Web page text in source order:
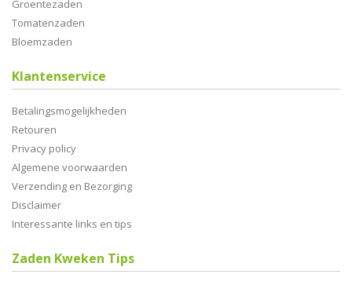
Groentezaden
Tomatenzaden
Bloemzaden
Klantenservice
Betalingsmogelijkheden
Retouren
Privacy policy
Algemene voorwaarden
Verzending en Bezorging
Disclaimer
Interessante links en tips
Zaden Kweken Tips